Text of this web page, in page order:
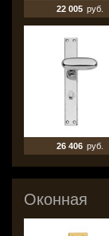
22 005 руб.
26 406 руб.
Оконная